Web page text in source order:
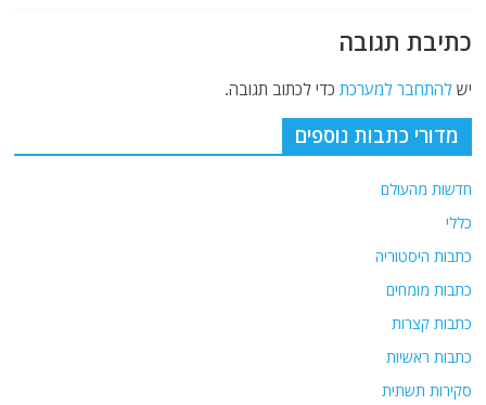
כתיבת תגובה
ישלהתחבר למערכת כדי לכתוב תגובה.
מדורי כתבות נוספים
חדשות מהעולם
כללי
כתבות היסטוריה
כתבות מומחים
כתבות קצרות
כתבות ראשיות
סקירות תשתית